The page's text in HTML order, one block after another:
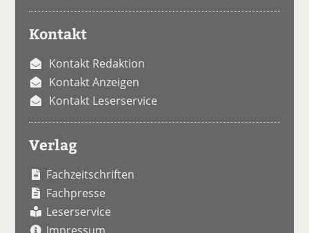
Kontakt
Kontakt Redaktion
Kontakt Anzeigen
Kontakt Leserservice
Verlag
Fachzeitschriften
Fachpresse
Leserservice